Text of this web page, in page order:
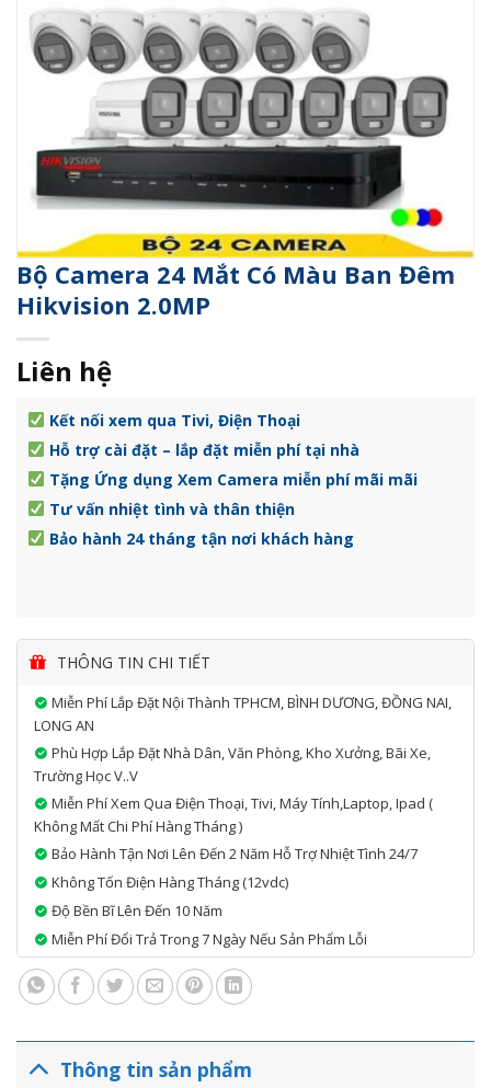
Bộ Camera 24 Mắt Có Màu Ban Đêm
Hikvision 2.0MP
Liên hệ
Kết nối xem qua Tivi, Điện Thoại
Hỗ trợ cài đặt – lắp đặt miễn phí tại nhà
Tặng Ứng dụng Xem Camera miễn phí mãi mãi
Tư vấn nhiệt tình và thân thiện
Bảo hành 24 tháng tận nơi khách hàng
THÔNG TIN CHI TIẾT
Miễn Phí Lắp Đặt Nội Thành TPHCM, BÌNH DƯƠNG, ĐỒNG NAI,
LONG AN
Phù Hợp Lắp Đặt Nhà Dân, Văn Phòng, Kho Xưởng, Bãi Xe,
Trường Học V..v
Miễn Phí Xem Qua Điện Thoại, Tivi, Máy Tính,laptop, Ipad (
Không Mất Chi Phí Hàng Tháng )
Bảo Hành Tận Nơi Lên Đến 2 Năm Hỗ Trợ Nhiệt Tình 24/7
Không Tốn Điện Hàng Tháng (12vdc)
Độ Bền Bĩ Lên Đến 10 Năm
Miễn Phí Đổi Trả Trong 7 Ngày Nếu Sản Phẩm Lỗi
Thông tin sản phẩm